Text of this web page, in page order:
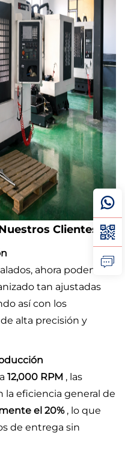
Clientes
ahora podemos
tan ajustadas
así con los
alta precisión y
12,000 RPM , las
eficiencia general de
el 20% , lo que
de entrega sin